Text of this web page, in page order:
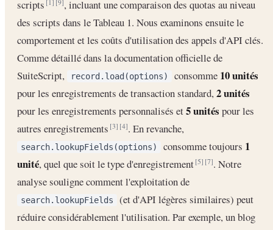
scripts[1] [9], incluant une comparaison des quotas au niveau
des scripts dans le Tableau 1. Nous examinons ensuite le
comportement et les coûts d'utilisation des appels d'API clés.
Comme détaillé dans la documentation officielle de
SuiteScript,
record.load(options) consomme 10 unités
pour les enregistrements de transaction standard,2 unités
pour les enregistrements personnalisés et5 unités pour les
autres enregistrements[3] [4]. En revanche,
search.lookupFields(options) consomme toujours 1
unité, quel que soit le type d'enregistrement[5] [7]. Notre
analyse souligne comment l'exploitation de
search.lookupFields
(et d'API légères similaires) peut
réduire considérablement l'utilisation. Par exemple, un blog